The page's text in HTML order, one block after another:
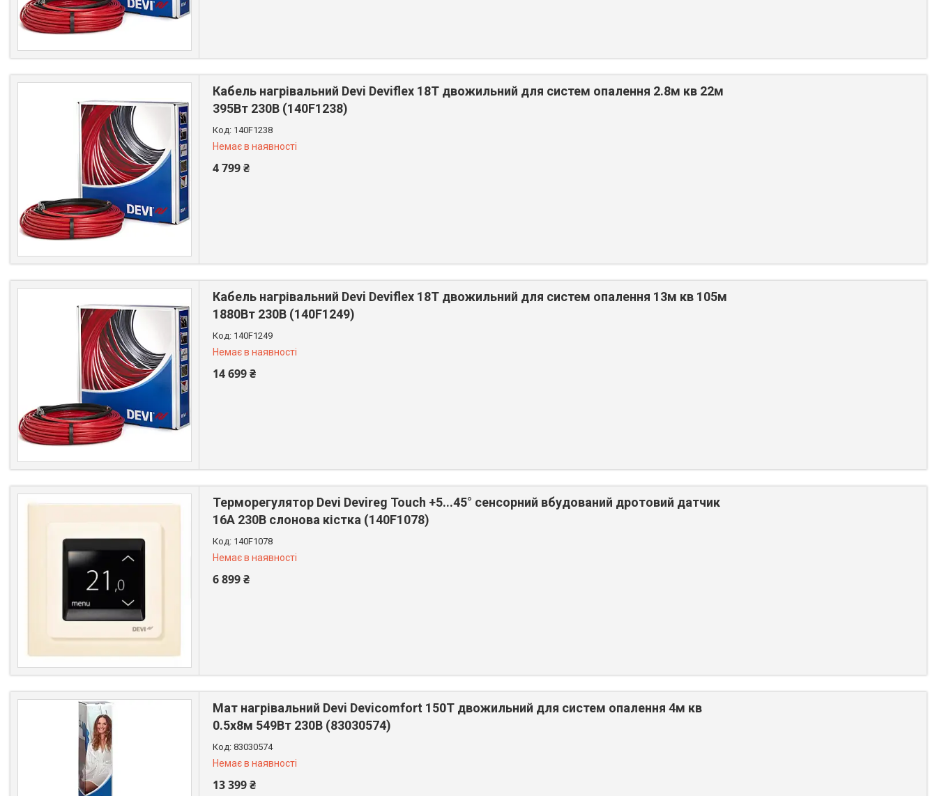
Кабель нагрівальний Devi Deviflex 18T двожильний для систем опалення 2.8м кв 22м
395Вт 230В (140F1238)
140F1238
Немає в наявності
4 799 ₴
Кабель нагрівальний Devi Deviflex 18T двожильний для систем опалення 13м кв 105м
1880Вт 230В (140F1249)
140F1249
Немає в наявності
14 699 ₴
Терморегулятор Devi Devireg Touch +5...45° сенсорний вбудований дротовий датчик
16A 230В слонова кістка (140F1078)
140F1078
Немає в наявності
6 899 ₴
Мат нагрівальний Devi Devicomfort 150T двожильний для систем опалення 4м кв
0.5х8м 549Вт 230В (83030574)
83030574
Немає в наявності
13 399 ₴